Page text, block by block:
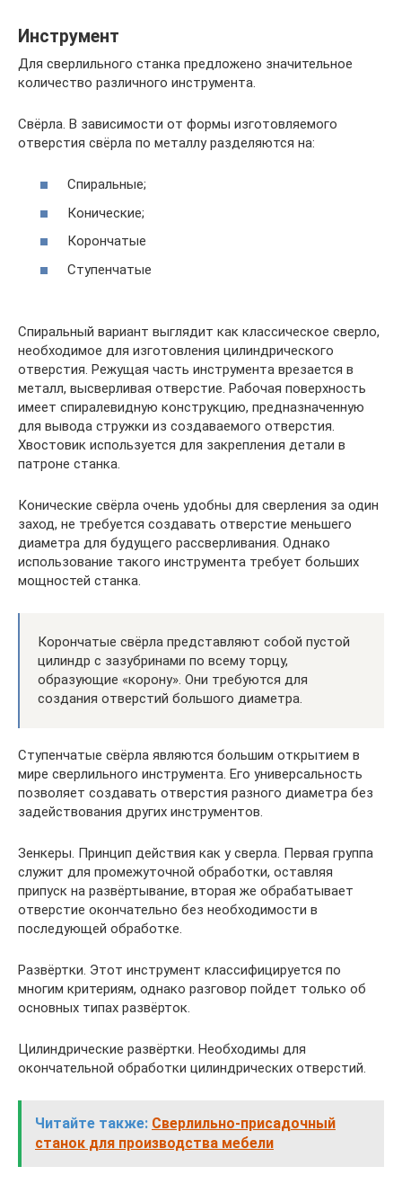
Инструмент
Для сверлильного станка предложено значительное
количество различного инструмента.
Свёрла. В зависимости от формы изготовляемого
отверстия свёрла по металлу разделяются на:
Спиральные;
Конические;
Корончатые
Ступенчатые
Спиральный вариант выглядит как классическое сверло,
необходимое для изготовления цилиндрического
отверстия. Режущая часть инструмента врезается в
металл, высверливая отверстие. Рабочая поверхность
имеет спиралевидную конструкцию, предназначенную
для вывода стружки из создаваемого отверстия.
Хвостовик используется для закрепления детали в
патроне станка.
Конические свёрла очень удобны для сверления за один
заход, не требуется создавать отверстие меньшего
диаметра для будущего рассверливания. Однако
использование такого инструмента требует больших
мощностей станка.
Корончатые свёрла представляют собой пустой
цилиндр с зазубринами по всему торцу,
образующие «корону». Они требуются для
создания отверстий большого диаметра.
Ступенчатые свёрла являются большим открытием в
мире сверлильного инструмента. Его универсальность
позволяет создавать отверстия разного диаметра без
задействования других инструментов.
Зенкеры. Принцип действия как у сверла. Первая группа
служит для промежуточной обработки, оставляя
припуск на развёртывание, вторая же обрабатывает
отверстие окончательно без необходимости в
последующей обработке.
Развёртки. Этот инструмент классифицируется по
многим критериям, однако разговор пойдет только об
основных типах развёрток.
Цилиндрические развёртки. Необходимы для
окончательной обработки цилиндрических отверстий.
Читайте также: Сверлильно-присадочный
станок для производства мебели